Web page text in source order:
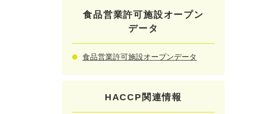
食品営業許可施設オープン
データ
食品営業許可施設オープンデータ
HACCP関連情報